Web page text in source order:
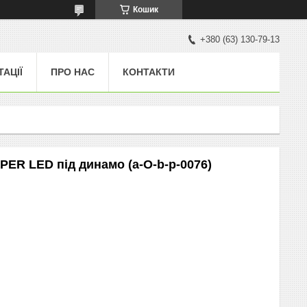
Кошик
+380 (63) 130-79-13
ПРО НАС КОНТАКТИ
LED під динамо (a-O-b-p-0076)